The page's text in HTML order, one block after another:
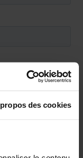
des cookies